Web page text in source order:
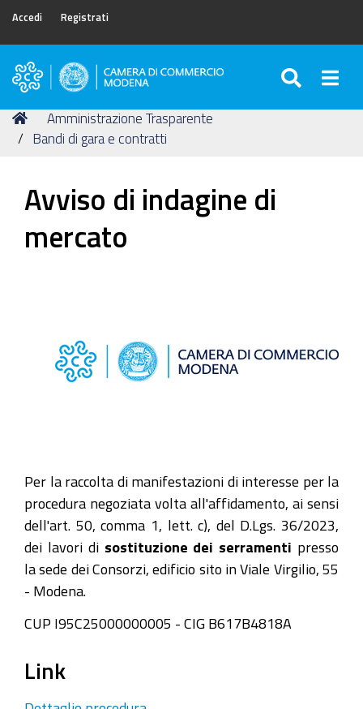
Accedi Registrati
Camera
Commercio
di
Tu
sei
Home
Amministrazione Trasparente
Bandi di gara e contratti
Avviso di indagine di
mercato
Per la raccolta di manifestazioni di interesse per la
procedura negoziata volta all'affidamento, ai sensi
dell'art. 50, comma 1, lett. c), del D.Lgs. 36/2023,
dei lavori di sostituzione dei serramenti presso
la sede dei Consorzi, edificio sito in Viale Virgilio, 55
- Modena.
CUP I95C25000000005 - CIG B617B4818A
Link